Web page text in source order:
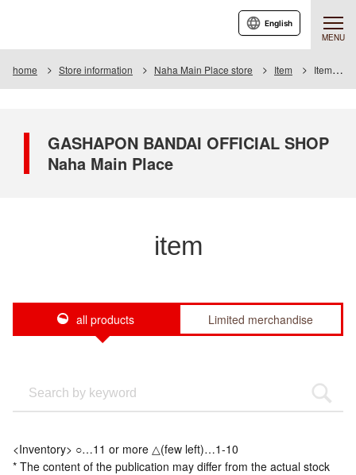
MENU
English
home Store information Naha Main Place store Item Item List
GASHAPON BANDAI OFFICIAL SHOP
Naha Main Place
item
all products Limited merchandise
<Inventory> ○…11 or more △(few left)…1-10
* The content of the publication may differ from the actual stock